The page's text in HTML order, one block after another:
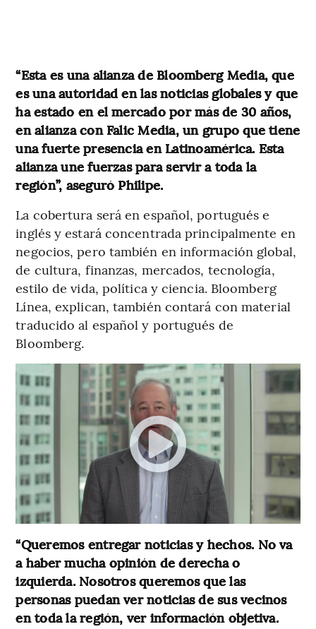
“Esta es una alianza de Bloomberg Media, que
es una autoridad en las noticias globales y que
ha estado en el mercado por más de 30 años,
en alianza con Falic Media, un grupo que tiene
una fuerte presencia en Latinoamérica. Esta
alianza une fuerzas para servir a toda la
región”, aseguró Philipe.
La cobertura será en español, portugués e
inglés y estará concentrada principalmente en
negocios, pero también en información global,
de cultura, finanzas, mercados, tecnología,
estilo de vida, política y ciencia. Bloomberg
Línea, explican, también contará con material
traducido al español y portugués de
Bloomberg.
“Queremos entregar noticias y hechos. No va
a haber mucha opinión de derecha o
izquierda. Nosotros queremos que las
personas puedan ver noticias de sus vecinos
en toda la región, ver información objetiva.